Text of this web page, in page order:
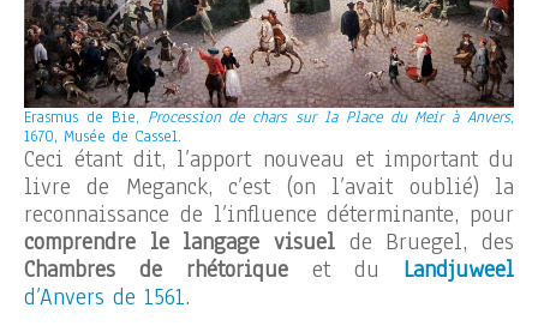
Erasmus de Bie, Procession de chars sur la Place du Meir à Anvers,
1670, Musée de Cassel.
Ceci étant dit, l’apport nouveau et important du
livre de Meganck, c’est (on l’avait oublié) la
reconnaissance de l’influence déterminante, pour
comprendre le langage visuel de Bruegel, des
Chambres de rhétorique et du Landjuweel
d’Anvers de 1561.